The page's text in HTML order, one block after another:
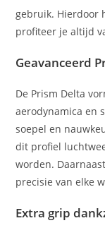
gebruik. Hierdoor
profiteer je altijd
Geavanceerd
De Prism Delta
aerodynamica en
soepel en
dit profiel
worden.
precisie van elke
Extra grip